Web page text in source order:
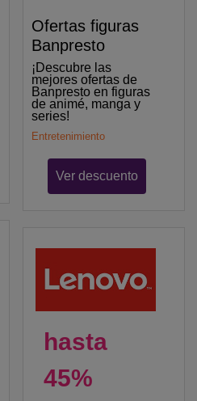
Ofertas figuras
Banpresto
¡Descubre las
mejores ofertas de
Banpresto en figuras
de animé, manga y
series!
Entretenimiento
Ver descuento
hasta
45%